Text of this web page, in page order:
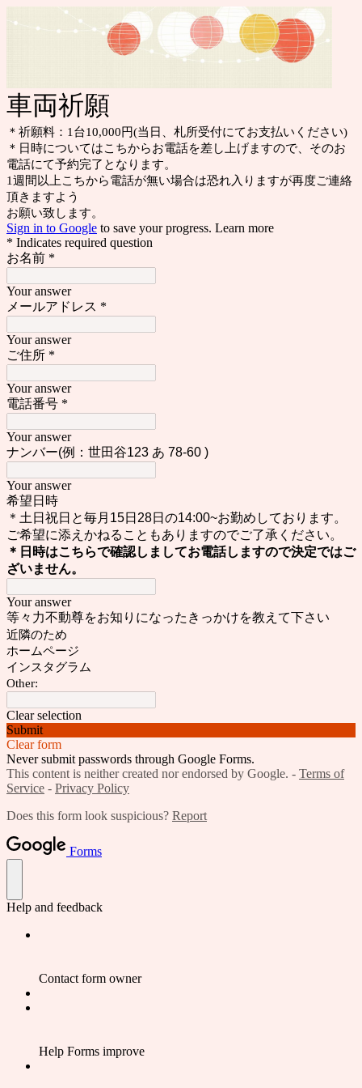
車両祈願
＊祈願料：1台10,000円(当日、札所受付にてお支払いください)
＊日時についてはこちからお電話を差し上げますので、そのお
電話にて予約完了となります。
1週間以上こちから電話が無い場合は恐れ入りますが再度ご連絡
頂きますよう
お願い致します。
Sign in to Google to save your progress. Learn more
* Indicates required question
お名前 *
Your answer
メールアドレス *
Your answer
ご住所 *
Your answer
電話番号 *
Your answer
ナンバー(例：世田谷123 あ 78-60 )
Your answer
希望日時
＊土日祝日と毎月15日28日の14:00~お勤めしております。
ご希望に添えかねることもありますのでご了承ください。
＊日時はこちらで確認しましてお電話しますので決定ではご
ざいません。
Your answer
等々力不動尊をお知りになったきっかけを教えて下さい
近隣のため
ホームページ
インスタグラム
Other:
Clear selection
Submit
Clear form
Never submit passwords through Google Forms.
This content is neither created nor endorsed by Google. - Terms of
Service - Privacy Policy
Does this form look suspicious? Report
Forms
Help and feedback
Contact form owner
Help Forms improve